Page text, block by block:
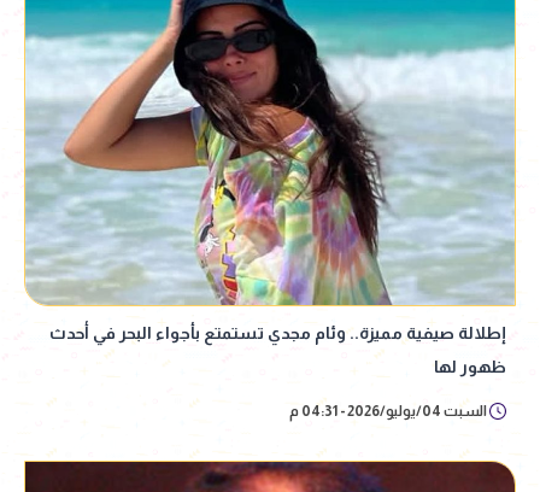
إطلالة صيفية مميزة.. وئام مجدي تستمتع بأجواء البحر في أحدث
ظهور لها
السبت 04/يوليو/2026 - 04:31 م